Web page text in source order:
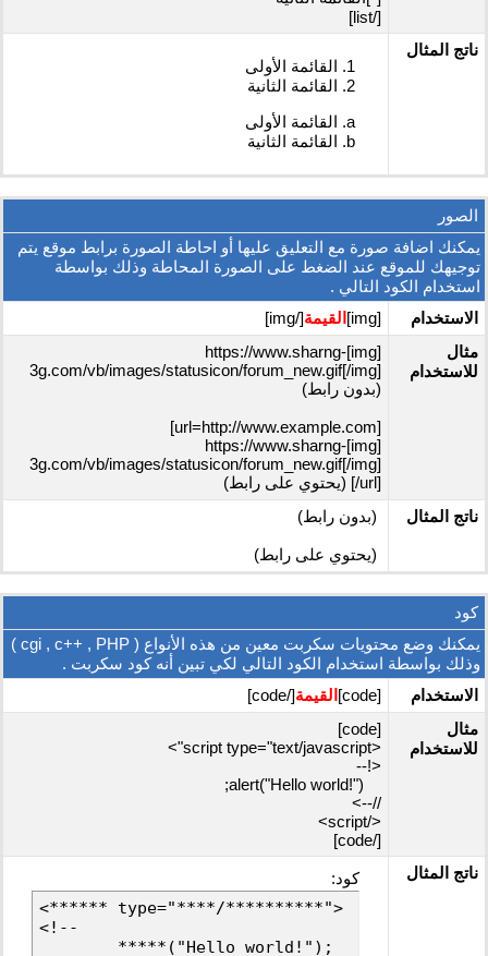
[/list]
ناتج المثال
القائمة الأولى
القائمة الثانية
القائمة الأولى
القائمة الثانية
الصور
يمكنك اضافة صورة مع التعليق عليها أو احاطة الصورة برابط موقع يتم
توجيهك للموقع عند الضغط على الصورة المحاطة وذلك بواسطة
استخدام الكود التالي .
الاستخدام
[img] القيمة[/img]
مثال
للاستخدام
[img]https://www.sharng-
3g.com/vb/images/statusicon/forum_new.gif[/img]
(بدون رابط)
[url=http://www.example.com]
[img]https://www.sharng-
3g.com/vb/images/statusicon/forum_new.gif[/img]
[/url] (يحتوي على رابط)
ناتج المثال
(بدون رابط)
(يحتوي على رابط)
كود
يمكنك وضع محتويات سكربت معين من هذه الأنواع ( cgi , c++ , PHP )
وذلك بواسطة استخدام الكود التالي لكي تبين أنه كود سكربت .
الاستخدام
[code] القيمة[/code]
مثال
للاستخدام
[code]
<script type="text/javascript">
<!--
//-->
</script>
[/code]
ناتج المثال
كود:
<****** type="****/**********">
<!--